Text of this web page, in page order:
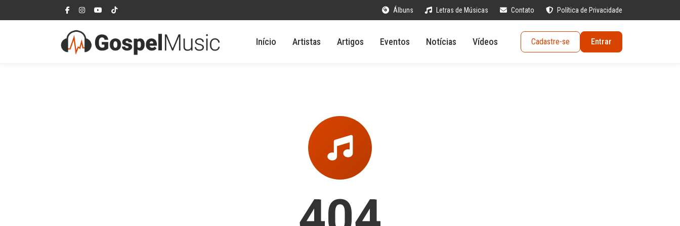
Álbuns Letras de Músicas Contato Política de Privacidade
Início Artistas Artigos Eventos Notícias Vídeos Cadastre-se Entrar